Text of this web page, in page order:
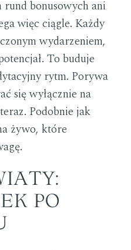
bonusowych ani
więc ciągle. Każdy
wydarzeniem,
To buduje
rytm. Porywa
się wyłącznie na
Podobnie jak
żywo, które
PO